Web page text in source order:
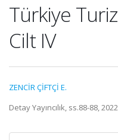
Türkiye
Cilt IV
ZENCİR ÇİFTÇİ E.
Detay Yayıncılık, ss.88-88, 2022